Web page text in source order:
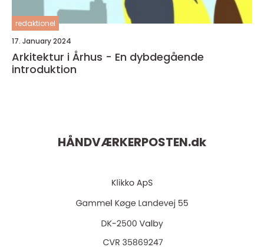
redaktionel
17. January 2024
Arkitektur i Århus - En dybdegående
introduktion
HÅNDVÆRKERPOSTEN.dk